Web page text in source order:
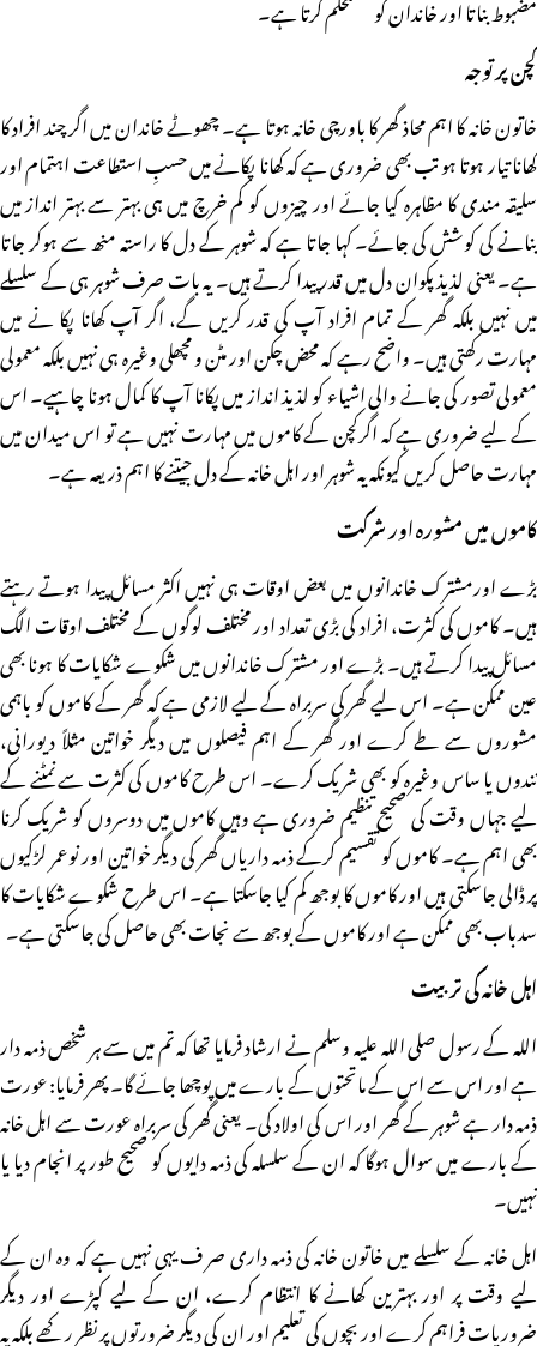
کچن پر توجہ
خاتون خانہ کا اہم محاذ گھر کا باورچی خانہ ہوتا ہے۔ چھوٹے خاندان میں اگر چند افراد کا
کھانا تیار ہوتا ہو تب بھی ضروری ہے کہ کھانا پکانے میں حسبِ استطاعت اہتمام اور
سلیقہ مندی کا مظاہرہ کیا جائے اور چیزوں کو کم خرچ میں ہی بہتر سے بہتر انداز میں
بنانے کی کوشش کی جائے۔ کہا جاتا ہے کہ شوہر کے دل کا راستہ منھ سے ہوکر جاتا
ہے۔ یعنی لذیذ پکوان دل میں قدر پیدا کرتے ہیں۔ یہ بات صرف شوہر ہی کے سلسلے
میں نہیں بلکہ گھر کے تمام افراد آپ کی قدر کریں گے، اگر آپ کھانا پکا نے میں
مہارت رکھتی ہیں۔ واضح رہے کہ محض چکن اور مٹن و مچھلی وغیرہ ہی نہیں بلکہ معمولی
معمولی تصور کی جانے والی اشیاء کو لذیذ انداز میں پکانا آپ کا کمال ہونا چاہیے۔ اس
کے لیے ضروری ہے کہ اگرکچن کے کاموں میں مہارت نہیں ہے تو اس میدان میں
مہارت حاصل کریں کیونکہ یہ شوہر اور اہل خانہ کے دل جیتنے کا اہم ذریعہ ہے۔
کاموں میں مشورہ اور شرکت
بڑے اورمشترک خاندانوں میں بعض اوقات ہی نہیں اکثر مسائل پیدا ہوتے رہتے
ہیں۔ کاموں کی کثرت، افراد کی بڑی تعداد اور مختلف لوگوں کے مختلف اوقات الگ
مسائل پیدا کرتے ہیں۔ بڑے اور مشترک خاندانوں میں شکوے شکایات کا ہونا بھی
عین ممکن ہے۔ اس لیے گھر کی سربراہ کے لیے لازمی ہے کہ گھر کے کاموں کو باہمی
مشوروں سے طے کرے اور گھر کے اہم فیصلوں میں دیگر خواتین مثلاً دیورانی،
نندوں یا ساس وغیرہ کو بھی شریک کرے۔ اس طرح کاموں کی کثرت سے نمٹنے کے
لیے جہاں وقت کی صحیح تنظیم ضروری ہے وہیں کاموں میں دوسروں کو شریک کرنا
بھی اہم ہے۔ کاموں کو تقسیم کرکے ذمہ داریاں گھر کی دیگر خواتین اور نوعمر لڑکیوں
پر ڈالی جاسکتی ہیں اور کاموں کا بوجھ کم کیا جاسکتا ہے۔ اس طرح شکوے شکایات کا
سدباب بھی ممکن ہے اور کاموں کے بوجھ سے نجات بھی حاصل کی جاسکتی ہے۔
اہل خانہ کی تربیت
اللہ کے رسول صلی اللہ علیہ وسلم نے ارشاد فرمایا تھا کہ تم میں سے ہر شخص ذمہ دار
ہے اور اس سے اس کے ماتحتوں کے بارے میں پوچھا جائے گا۔ پھر فرمایا: عورت
ذمہ دار ہے شوہر کے گھر اور اس کی اولاد کی۔ یعنی گھر کی سربراہ عورت سے اہل خانہ
کے بارے میں سوال ہوگا کہ ان کے سلسلہ کی ذمہ دایوں کو صحیح طور پر انجام دیا یا
نہیں۔
اہل خانہ کے سلسلے میں خاتون خانہ کی ذمہ داری صر ف یہی نہیں ہے کہ وہ ان کے
لیے وقت پر اور بہترین کھانے کا انتظام کرے، ان کے لیے کپڑے اور دیگر
ضروریات فراہم کرے اور بچوں کی تعلیم اور ان کی دیگر ضرورتوں پر نظر رکھے بلکہ یہ